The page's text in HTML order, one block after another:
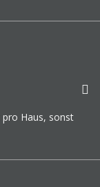
Haus, sonst